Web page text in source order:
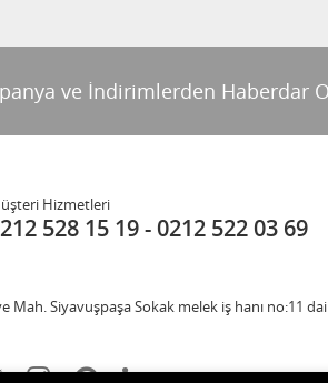
ve İndirimlerden Haberdar
Hizmetleri
528 15 19 0212 522 03 69
Mah. Siyavuşpaşa Sokak melek iş hanı no:11